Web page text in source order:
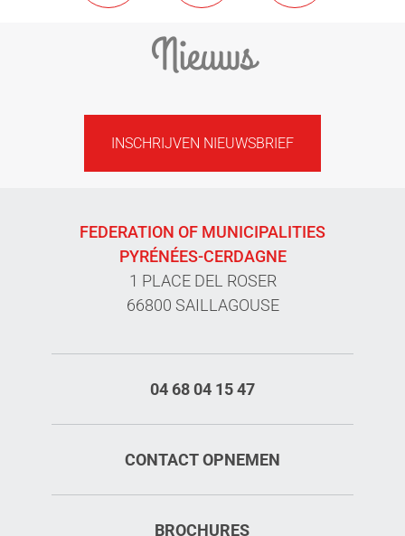
Nieuws
INSCHRIJVEN NIEUWSBRIEF
FEDERATION OF MUNICIPALITIES
PYRÉNÉES-CERDAGNE
1 PLACE DEL ROSER
66800 SAILLAGOUSE
04 68 04 15 47
CONTACT OPNEMEN
BROCHURES